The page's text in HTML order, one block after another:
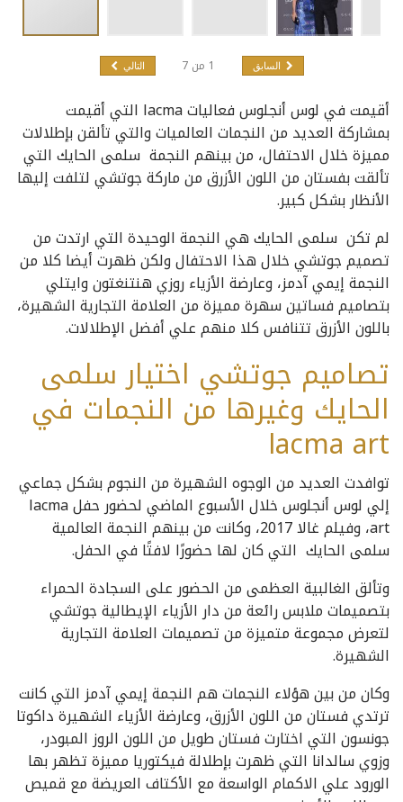
السابق 1 من 7 التالي
أقيمت في لوس أنجلوس فعاليات lacma التي أقيمت
بمشاركة العديد من النجمات العالميات والتي تألقن بإطلالات
مميزة خلال الاحتفال، من بينهم النجمة سلمى الحايك التي
تألقت بفستان من اللون الأزرق من ماركة جوتشي لتلفت إليها
الأنظار بشكل كبير.
لم تكن سلمى الحايك هي النجمة الوحيدة التي ارتدت من
تصميم جوتشي خلال هذا الاحتفال ولكن ظهرت أيضا كلا من
النجمة إيمي آدمز، وعارضة الأزياء روزي هنتنغتون وايتلي
بتصاميم فساتين سهرة مميزة من العلامة التجارية الشهيرة،
باللون الأزرق تتنافس كلا منهم علي أفضل الإطلالات.
تصاميم جوتشي اختيار سلمى
الحايك وغيرها من النجمات في
lacma art
توافدت العديد من الوجوه الشهيرة من النجوم بشكل جماعي
إلي لوس أنجلوس خلال الأسبوع الماضي لحضور حفل lacma
art، وفيلم غالا 2017، وكانت من بينهم النجمة العالمية
سلمى الحايك التي كان لها حضورًا لافتًا في الحفل.
وتألق الغالبية العظمى من الحضور على السجادة الحمراء
بتصميمات ملابس رائعة من دار الأزياء الإيطالية جوتشي
لتعرض مجموعة متميزة من تصميمات العلامة التجارية
الشهيرة.
وكان من بين هؤلاء النجمات هم النجمة إيمي آدمز التي كانت
ترتدي فستان من اللون الأزرق، وعارضة الأزياء الشهيرة داكوتا
جونسون التي اختارت فستان طويل من اللون الروز المبودر،
وزوي سالدانا التي ظهرت بإطلالة فيكتوريا مميزة تظهر بها
الورود علي الاكمام الواسعة مع الأكتاف العريضة مع قميص